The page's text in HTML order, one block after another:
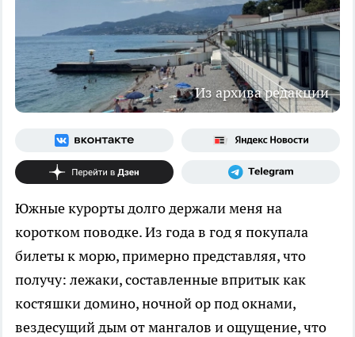
Из архива редакции
Южные курорты долго держали меня на
коротком поводке. Из года в год я покупала
билеты к морю, примерно представляя, что
получу: лежаки, составленные впритык как
костяшки домино, ночной ор под окнами,
вездесущий дым от мангалов и ощущение, что